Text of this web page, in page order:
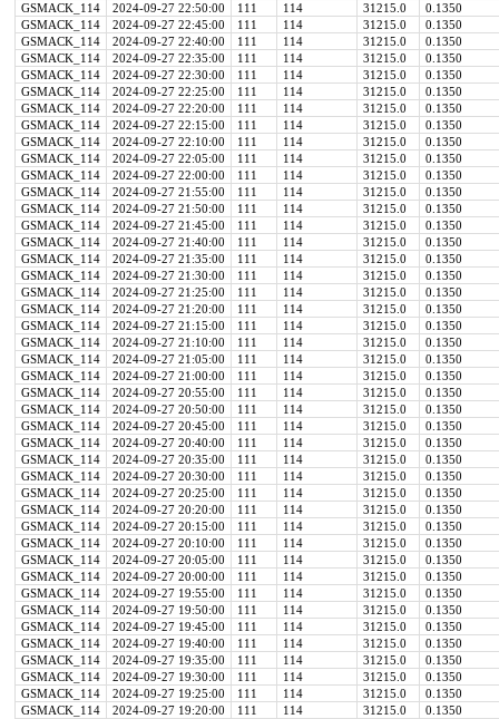
GSMACK_114
2024-09-27 22:50:00 111 114 31215.0
0.1350
GSMACK_114
2024-09-27 22:45:00 111 114 31215.0
0.1350
GSMACK_114
2024-09-27 22:40:00 111 114 31215.0
0.1350
GSMACK_114
2024-09-27 22:35:00 111 114 31215.0
0.1350
GSMACK_114
2024-09-27 22:30:00 111 114 31215.0
0.1350
GSMACK_114
2024-09-27 22:25:00 111 114 31215.0
0.1350
GSMACK_114
2024-09-27 22:20:00 111 114 31215.0
0.1350
GSMACK_114
2024-09-27 22:15:00 111 114 31215.0
0.1350
GSMACK_114
2024-09-27 22:10:00 111 114 31215.0
0.1350
GSMACK_114
2024-09-27 22:05:00 111 114 31215.0
0.1350
GSMACK_114
2024-09-27 22:00:00 111 114 31215.0
0.1350
GSMACK_114
2024-09-27 21:55:00 111 114 31215.0
0.1350
GSMACK_114
2024-09-27 21:50:00 111 114 31215.0
0.1350
GSMACK_114
2024-09-27 21:45:00 111 114 31215.0
0.1350
GSMACK_114
2024-09-27 21:40:00 111 114 31215.0
0.1350
GSMACK_114
2024-09-27 21:35:00 111 114 31215.0
0.1350
GSMACK_114
2024-09-27 21:30:00 111 114 31215.0
0.1350
GSMACK_114
2024-09-27 21:25:00 111 114 31215.0
0.1350
GSMACK_114
2024-09-27 21:20:00 111 114 31215.0
0.1350
GSMACK_114
2024-09-27 21:15:00 111 114 31215.0
0.1350
GSMACK_114
2024-09-27 21:10:00 111 114 31215.0
0.1350
GSMACK_114
2024-09-27 21:05:00 111 114 31215.0
0.1350
GSMACK_114
2024-09-27 21:00:00 111 114 31215.0
0.1350
GSMACK_114
2024-09-27 20:55:00 111 114 31215.0
0.1350
GSMACK_114
2024-09-27 20:50:00 111 114 31215.0
0.1350
GSMACK_114
2024-09-27 20:45:00 111 114 31215.0
0.1350
GSMACK_114
2024-09-27 20:40:00 111 114 31215.0
0.1350
GSMACK_114
2024-09-27 20:35:00 111 114 31215.0
0.1350
GSMACK_114
2024-09-27 20:30:00 111 114 31215.0
0.1350
GSMACK_114
2024-09-27 20:25:00 111 114 31215.0
0.1350
GSMACK_114
2024-09-27 20:20:00 111 114 31215.0
0.1350
GSMACK_114
2024-09-27 20:15:00 111 114 31215.0
0.1350
GSMACK_114
2024-09-27 20:10:00 111 114 31215.0
0.1350
GSMACK_114
2024-09-27 20:05:00 111 114 31215.0
0.1350
GSMACK_114
2024-09-27 20:00:00 111 114 31215.0
0.1350
GSMACK_114
2024-09-27 19:55:00 111 114 31215.0
0.1350
GSMACK_114
2024-09-27 19:50:00 111 114 31215.0
0.1350
GSMACK_114
2024-09-27 19:45:00 111 114 31215.0
0.1350
GSMACK_114
2024-09-27 19:40:00 111 114 31215.0
0.1350
GSMACK_114
2024-09-27 19:35:00 111 114 31215.0
0.1350
GSMACK_114
2024-09-27 19:30:00 111 114 31215.0
0.1350
GSMACK_114
2024-09-27 19:25:00 111 114 31215.0
0.1350
GSMACK_114
2024-09-27 19:20:00 111 114 31215.0
0.1350